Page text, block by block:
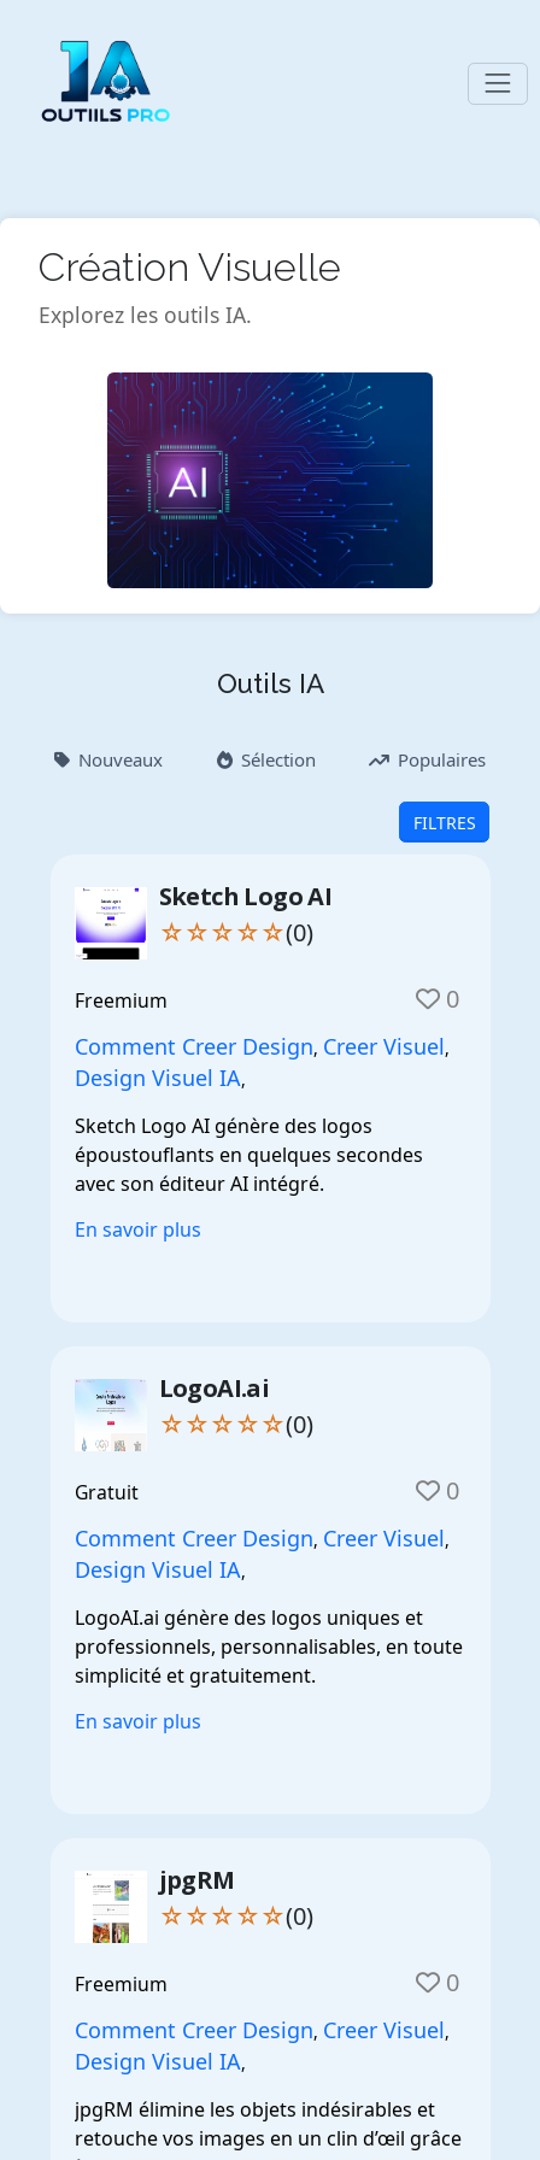
Création Visuelle
Explorez les outils IA.
Outils IA
Nouveaux Sélection Populaires
FILTRES
Sketch Logo AI
☆☆☆☆☆(0)
Freemium 0
Comment Creer Design, Creer Visuel,
Design Visuel IA,
Sketch Logo AI génère des logos
époustouflants en quelques secondes
avec son éditeur AI intégré.
En savoir plus
LogoAI.ai
☆☆☆☆☆(0)
Gratuit 0
Comment Creer Design, Creer Visuel,
Design Visuel IA,
LogoAI.ai génère des logos uniques et
professionnels, personnalisables, en toute
simplicité et gratuitement.
En savoir plus
jpgRM
☆☆☆☆☆(0)
Freemium 0
Comment Creer Design, Creer Visuel,
Design Visuel IA,
jpgRM élimine les objets indésirables et
retouche vos images en un clin d’œil grâce